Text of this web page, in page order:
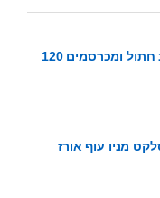
תרסיס סולפרם לכלב חתול ומכרסמים 120
מניו עוף אורז